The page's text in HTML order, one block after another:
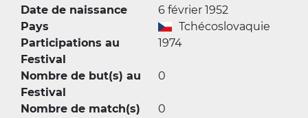
Date de naissance
6 février 1952
Pays
Tchécoslovaquie
Participations au
Festival
1974
Nombre de but(s) au
Festival
0
Nombre de match(s)
0